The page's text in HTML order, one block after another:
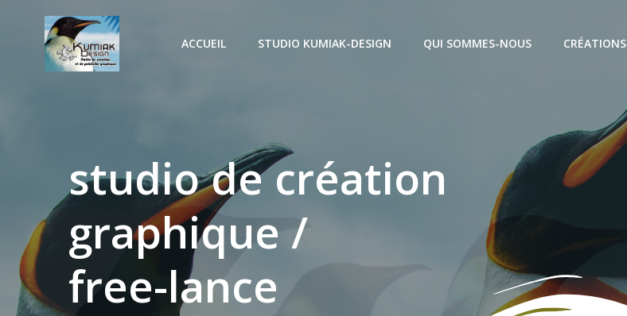
contenu
ACCUEIL STUDIO KUMIAK-DESIGN QUI SOMMES-NOUS CRÉATIONS
studio de création
graphique /
free-lance